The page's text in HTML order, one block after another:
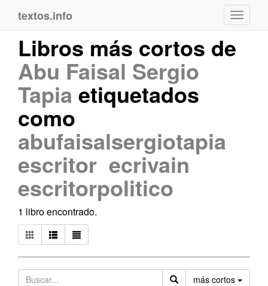
textos.info
Libros más cortos de
Abu Faisal Sergio
Tapia etiquetados
como
abufaisalsergiotapia
escritor ecrivain
escritorpolitico
1 libro encontrado.
más cortos